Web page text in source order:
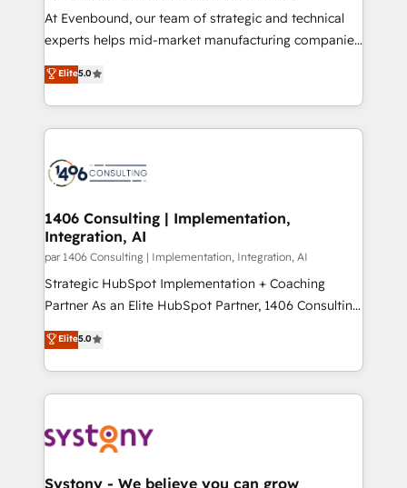
提供。 ▸ 既存CRM・MAからの移行支援：Salesforce・
Marketo・Pardot等からの移行、カスタム設計、履歴
データ移行と活用設計まで。 ▸ AEO対応：ChatGPT・
か？ ✓ HubSpot Eliteパートナー認定 ✓ HubSpotアワ
ード受賞・HUGリーダー ✓ ISO27001:2022 /
ISO9001:2015 取得 ✓ 400社以上の導入実績 ✓
状整理の壁打ちなど、構想段階からお気軽にお問い合わ
せください。
At Evenbound, our team of strategic and technical
experts helps mid-market manufacturing companies
achieve real growth. We specialize in delivering
tailored solutions that drive results by leveraging
HubSpot’s platform and data to fuel success.
Technical Solutions: - HubSpot Technical Consulting -
Onboarding - Data Migration & Integrations -
Revenue Operations - Inbound Marketing -
Outbound Marketing - HubSpot CMS Website
Design & Development We empower our clients to
reach their full potential by providing transparent,
relationship-driven support. With over 300 HubSpot
technical know-how and strategic guidance you
need to succeed.
Elite5.0
1406 Consulting | Implementation,
Integration, AI
par 1406 Consulting | Implementation, Integration, AI
Strategic HubSpot Implementation + Coaching
Partner As an Elite HubSpot Partner, 1406 Consulting
helps mid-market revenue teams transform how
they sell, market, and serve. We don't just build your
HubSpot—we teach your team to own it, then stay
to help you keep winning. What We Do ⚙️ CRM
Data & Content 📈 Sales & Marketing Alignment +
Agent Creation 🔄 Custom Integrations & Data
Elite5.0
Systony - We believe you can grow